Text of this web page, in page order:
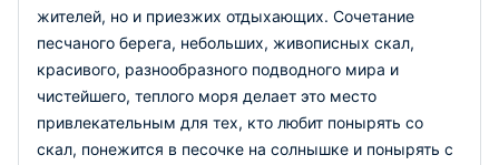
жителей, но и приезжих отдыхающих. Сочетание
песчаного берега, небольших, живописных скал,
красивого, разнообразного подводного мира и
чистейшего, теплого моря делает это место
привлекательным для тех, кто любит понырять со
скал, понежится в песочке на солнышке и понырять с